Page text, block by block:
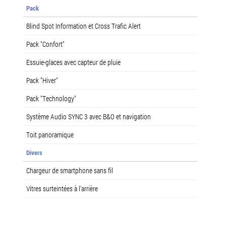
Pack
Blind Spot Information et Cross Trafic Alert
Pack "Confort"
Essuie-glaces avec capteur de pluie
Pack "Hiver"
Pack "Technology"
Système Audio SYNC 3 avec B&O et navigation
Toit panoramique
Divers
Chargeur de smartphone sans fil
Vitres surteintées à l'arrière